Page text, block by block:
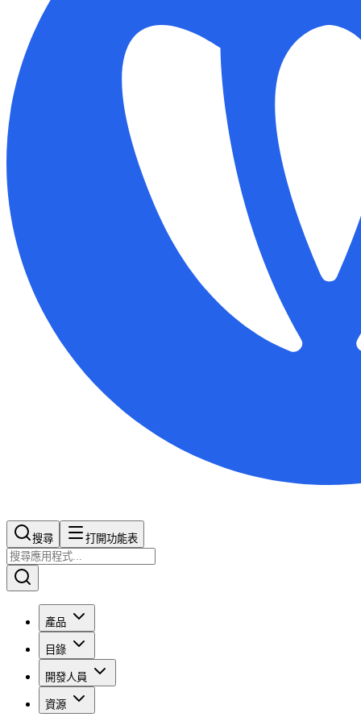
搜尋​​​​ 打開功能表
產品
目錄
開發人員
資源